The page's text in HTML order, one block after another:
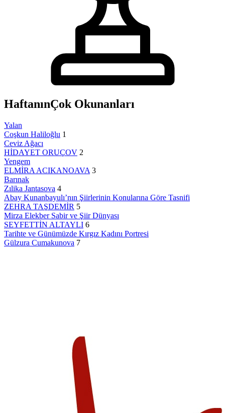
HaftanınÇok Okunanları
Yalan
Coşkun Haliloğlu 1
Ceviz Ağacı
HİDAYET ORUÇOV 2
Yengem
ELMİRA ACIKANOAVA 3
Barınak
Zılika Jantasova 4
Abay Kunanbayulı’nın Şiirlerinin Konularına Göre Tasnifi
ZEHRA TAŞDEMİR 5
Mirza Elekber Sabir ve Şiir Dünyası
SEYFETTİN ALTAYLI 6
Tarihte ve Günümüzde Kırgız Kadını Portresi
Gülzura Cumakunova 7